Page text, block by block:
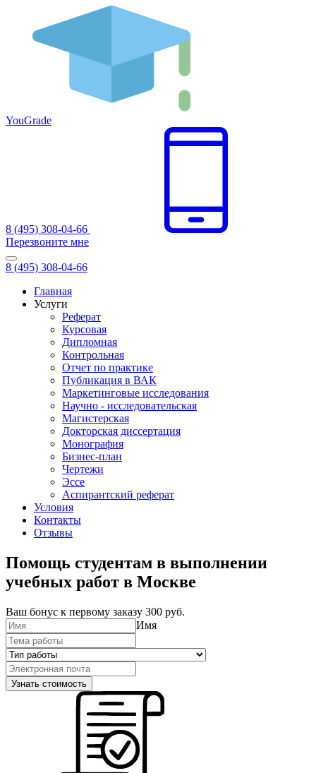
YouGrade
8 (495) 308-04-66
Перезвоните мне
8 (495) 308-04-66
Главная
Услуги
Реферат
Курсовая
Дипломная
Контрольная
Отчет по практике
Публикация в ВАК
Маркетинговые исследования
Научно - исследовательская
Магистерская
Докторская диссертация
Монография
Бизнес-план
Чертежи
Эссе
Аспирантский реферат
Условия
Контакты
Отзывы
Помощь студентам в выполнении
учебных работ в Москве
Ваш бонус к первому заказу 300 руб.
Имя